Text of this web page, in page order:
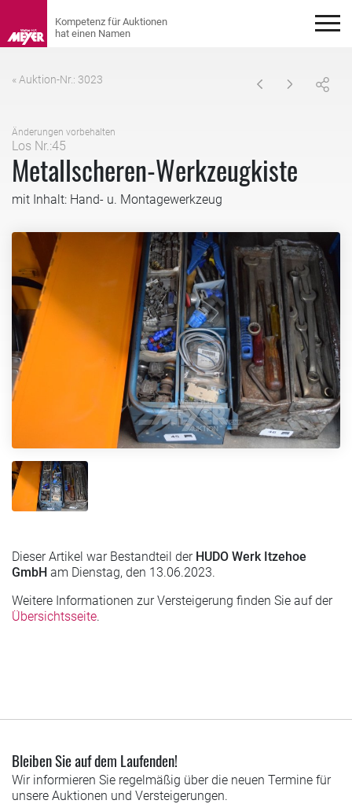
« Auktion-Nr.: 3023
Änderungen vorbehalten
Los Nr.:45
Metallscheren-Werkzeugkiste
mit Inhalt: Hand- u. Montagewerkzeug
Dieser Artikel war Bestandteil der HUDO Werk Itzehoe
GmbH am Dienstag, den 13.06.2023.
Weitere Informationen zur Versteigerung finden Sie auf der
Übersichtsseite.
Bleiben Sie auf dem Laufenden!
Wir informieren Sie regelmäßig über die neuen Termine für
unsere Auktionen und Versteigerungen.